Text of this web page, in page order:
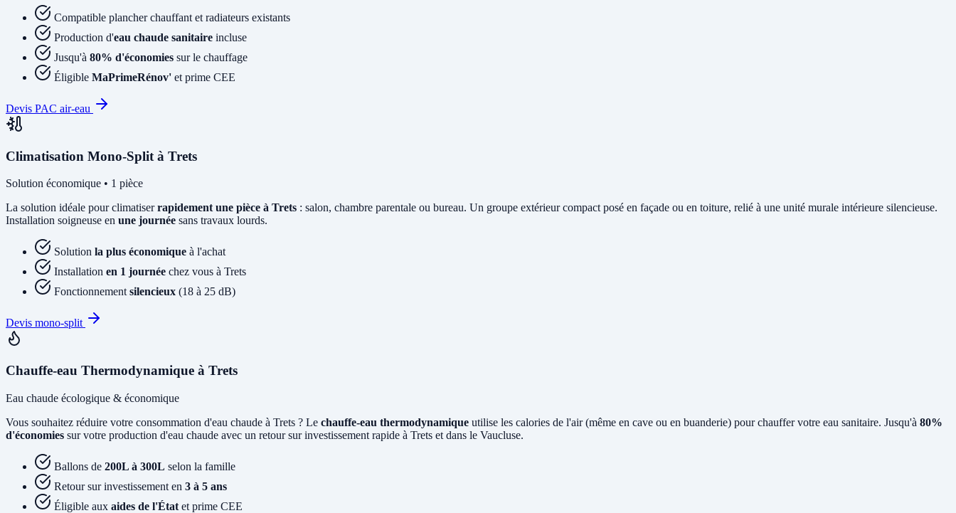
Compatible plancher chauffant et radiateurs existants
Production d'eau chaude sanitaire incluse
Jusqu'à 80% d'économies sur le chauffage
Éligible MaPrimeRénov' et prime CEE
Devis PAC air-eau
Climatisation Mono-Split à Trets
Solution économique • 1 pièce
La solution idéale pour climatiserrapidement une pièce à Trets : salon, chambre parentale ou bureau. Un groupe extérieur compact posé en façade ou en toiture, relié à une unité murale intérieure silencieuse.
Installation soigneuse en une journée sans travaux lourds.
Solution la plus économique à l'achat
Installation en 1 journée chez vous à Trets
Fonctionnement silencieux (18 à 25 dB)
Devis mono-split
Chauffe-eau Thermodynamique à Trets
Eau chaude écologique & économique
Vous souhaitez réduire votre consommation d'eau chaude à Trets ? Le chauffe-eau thermodynamique utilise les calories de l'air (même en cave ou en buanderie) pour chauffer votre eau sanitaire. Jusqu'à 80%
d'économies sur votre production d'eau chaude avec un retour sur investissement rapide à Trets et dans le Vaucluse.
Ballons de 200L à 300L selon la famille
Retour sur investissement en 3 à 5 ans
Éligible aux aides de l'État et prime CEE